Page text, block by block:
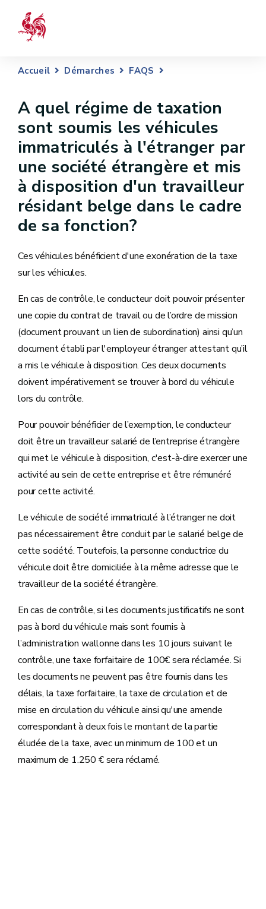
Accueil Démarches FAQS
A quel régime de taxation
sont soumis les véhicules
immatriculés à l'étranger par
une société étrangère et mis
à disposition d'un travailleur
résidant belge dans le cadre
de sa fonction?
Ces véhicules bénéficient d'une exonération de la taxe
sur les véhicules.
En cas de contrôle, le conducteur doit pouvoir présenter
une copie du contrat de travail ou de l’ordre de mission
(document prouvant un lien de subordination) ainsi qu’un
document établi par l'employeur étranger attestant qu’il
a mis le véhicule à disposition. Ces deux documents
doivent impérativement se trouver à bord du véhicule
lors du contrôle.
Pour pouvoir bénéficier de l’exemption, le conducteur
doit être un travailleur salarié de l’entreprise étrangère
qui met le véhicule à disposition, c'est-à-dire exercer une
activité au sein de cette entreprise et être rémunéré
pour cette activité.
Le véhicule de société immatriculé à l’étranger ne doit
pas nécessairement être conduit par le salarié belge de
cette société. Toutefois, la personne conductrice du
véhicule doit être domiciliée à la même adresse que le
travailleur de la société étrangère.
En cas de contrôle, si les documents justificatifs ne sont
pas à bord du véhicule mais sont fournis à
l’administration wallonne dans les 10 jours suivant le
contrôle, une taxe forfaitaire de 100€ sera réclamée. Si
les documents ne peuvent pas être fournis dans les
délais, la taxe forfaitaire, la taxe de circulation et de
mise en circulation du véhicule ainsi qu'une amende
correspondant à deux fois le montant de la partie
éludée de la taxe, avec un minimum de 100 et un
maximum de 1.250 € sera réclamé.